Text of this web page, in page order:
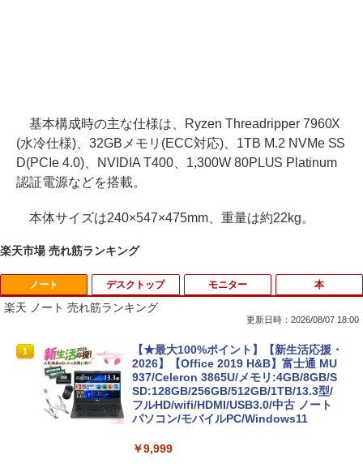
基本構成時の主な仕様は、Ryzen Threadripper 7960X
(水冷仕様)、32GBメモリ(ECC対応)、1TB M.2 NVMe SS
D(PCIe 4.0)、NVIDIA T400、1,300W 80PLUS Platinum
認証電源などを搭載。
本体サイズは240×547×475mm、重量は約22kg。
楽天市場 売れ筋ランキング
ノート
楽天 ノート 売れ筋ランキング
更新日時：2026/08/07 18:00
1
【★最大100%ポイント】【新生活応援・
2026】【Office 2019 H&B】富士通 MU
937/Celeron 3865U/メモリ:4GB/8GB/S
SD:128GB/256GB/512GB/1TB/13.3型/
フルHD/wifi/HDMI/USB3.0/中古 ノート
パソコン/モバイルPC/Windows11
￥9,999
デスクトップ モニター 本